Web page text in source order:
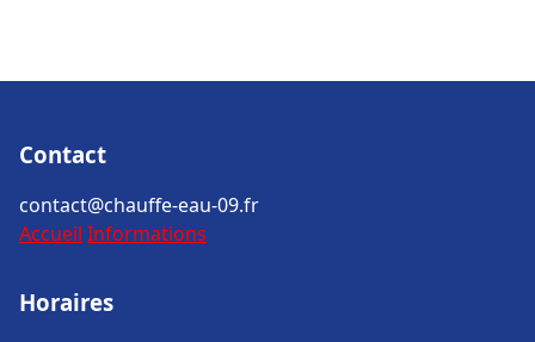
Contact
contact@chauffe-eau-09.fr
Accueil Informations
Horaires